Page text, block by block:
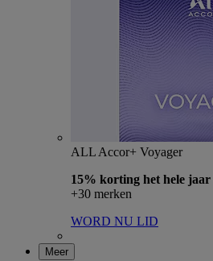
ALL Accor+ Voyager
15% korting het hele jaar
+30 merken
WORD NU LID
Meer